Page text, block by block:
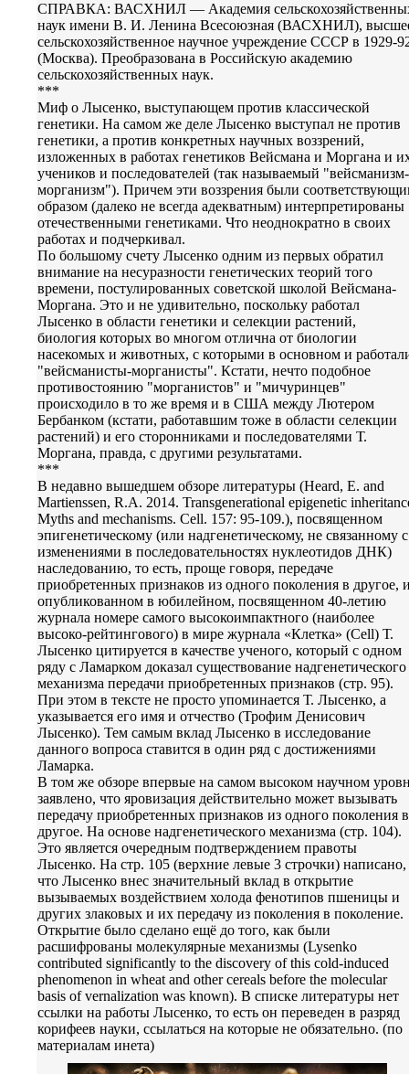
СПРАВКА: ВАСХНИЛ — Академия
наук имени В. И. Ленина Всесоюзная (ВАСХНИЛ),
сельскохозяйственное научное учреждение СССР в 1929-
(Москва). Преобразована в Российскую академию
сельскохозяйственных наук.
***
Миф о Лысенко, выступающем против классической
генетики. На самом же деле Лысенко выступал не против
генетики, а против конкретных научных воззрений,
изложенных в работах генетиков Вейсмана и Моргана и
учеников и последователей (так называемый "вейсманизм-
морганизм"). Причем эти воззрения были
образом (далеко не всегда адекватным) интерпретированы
отечественными генетиками. Что неоднократно в своих
работах и подчеркивал.
По большому счету Лысенко одним из первых обратил
внимание на несуразности генетических теорий того
времени, постулированных советской школой Вейсмана-
Моргана. Это и не удивительно, поскольку работал
Лысенко в области генетики и селекции растений,
биология которых во многом отлична от биологии
насекомых и животных, с которыми в основном и
"вейсманисты-морганисты". Кстати, нечто подобное
противостоянию "морганистов" и "мичуринцев"
происходило в то же время и в США между Лютером
Бербанком (кстати, работавшим тоже в области селекции
растений) и его сторонниками и последователями Т.
Моргана, правда, с другими результатами.
***
В недавно вышедшем обзоре литературы (Heard, E. and
Martienssen, R.A. 2014. Transgenerational epigenetic
Myths and mechanisms. Cell. 157: 95-109.), посвященном
эпигенетическому (или надгенетическому, не связанному с
изменениями в последовательностях нуклеотидов ДНК)
наследованию, то есть, проще говоря, передаче
приобретенных признаков из одного поколения в другое,
опубликованном в юбилейном, посвященном 40-летию
журнала номере самого высокоимпактного (наиболее
высоко-рейтингового) в мире журнала «Клетка» (Cell) Т.
Лысенко цитируется в качестве ученого, который с одном
ряду с Ламарком доказал существование надгенетического
механизма передачи приобретенных признаков (стр. 95).
При этом в тексте не просто упоминается Т. Лысенко, а
указывается его имя и отчество (Трофим Денисович
Лысенко). Тем самым вклад Лысенко в исследование
данного вопроса ставится в один ряд с достижениями
Ламарка.
В том же обзоре впервые на самом высоком научном
заявлено, что яровизация действительно может вызывать
передачу приобретенных признаков из одного поколения в
другое. На основе надгенетического механизма (стр. 104).
Это является очередным подтверждением правоты
Лысенко. На стр. 105 (верхние левые 3 строчки) написано,
что Лысенко внес значительный вклад в открытие
вызываемых воздействием холода фенотипов пшеницы и
других злаковых и их передачу из поколения в поколение.
Открытие было сделано ещё до того, как были
расшифрованы молекулярные механизмы (Lysenko
contributed significantly to the discovery of this cold-induced
phenomenon in wheat and other cereals before the molecular
basis of vernalization was known). В списке литературы нет
ссылки на работы Лысенко, то есть он переведен в разряд
корифеев науки, ссылаться на которые не обязательно. (по
материалам инета)